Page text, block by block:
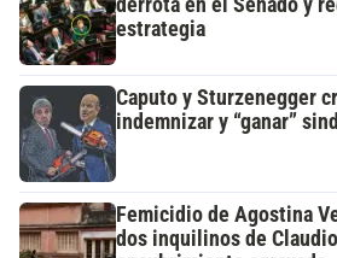
derrota en el Senado y
estrategia
Caputo y Sturzenegger
indemnizar y “ganar”
Femicidio de Agostina
dos inquilinos de